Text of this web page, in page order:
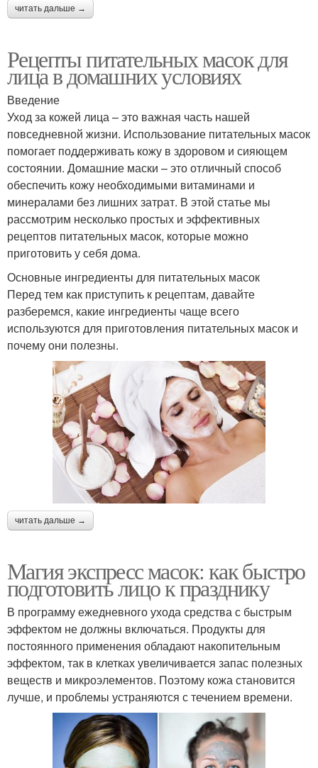
читать дальше →
Рецепты питательных масок для
лица в домашних условиях
Введение
Уход за кожей лица – это важная часть нашей
повседневной жизни. Использование питательных масок
помогает поддерживать кожу в здоровом и сияющем
состоянии. Домашние маски – это отличный способ
обеспечить кожу необходимыми витаминами и
минералами без лишних затрат. В этой статье мы
рассмотрим несколько простых и эффективных
рецептов питательных масок, которые можно
приготовить у себя дома.
Основные ингредиенты для питательных масок
Перед тем как приступить к рецептам, давайте
разберемся, какие ингредиенты чаще всего
используются для приготовления питательных масок и
почему они полезны.
читать дальше →
Магия экспресс масок: как быстро
подготовить лицо к празднику
В программу ежедневного ухода средства с быстрым
эффектом не должны включаться. Продукты для
постоянного применения обладают накопительным
эффектом, так в клетках увеличивается запас полезных
веществ и микроэлементов. Поэтому кожа становится
лучше, и проблемы устраняются с течением времени.